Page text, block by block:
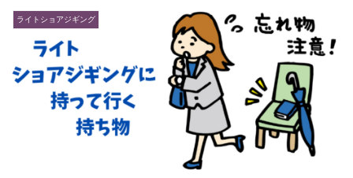
ライトショアジギング